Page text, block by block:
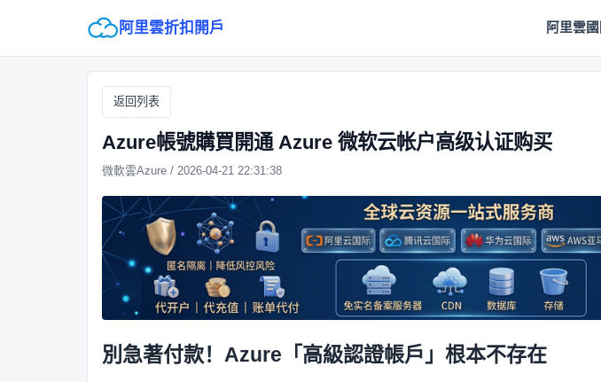
阿里雲折扣開戶 阿里雲
返回列表
Azure帳號購買開通 Azure 微软云帐户高级认证购买
微軟雲Azure / 2026-04-21 22:31:38
別急著付款！Azure「高級認證帳戶」根本不存在